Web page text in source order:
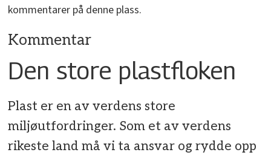
kommentarer på denne plass.
Kommentar
Den store plastfloken
Plast er en av verdens store
miljøutfordringer. Som et av verdens
rikeste land må vi ta ansvar og rydde opp